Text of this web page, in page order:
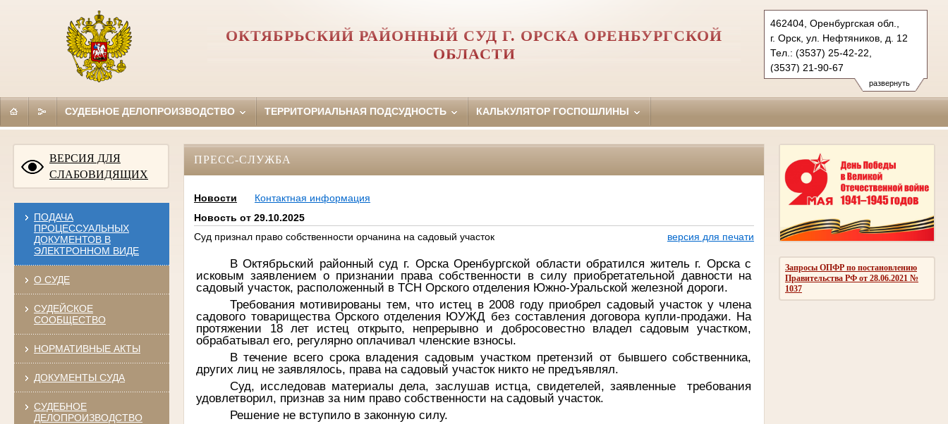
развернуть
462404, Оренбургская обл.,
г. Орск, ул. Нефтяников, д. 12
Тел.: (3537) 25-42-22,
(3537) 21-90-67
oktyabrskyorsk.orb@sudrf.ru
ОКТЯБРЬСКИЙ РАЙОННЫЙ СУД Г. ОРСКА ОРЕНБУРГСКОЙ
ОБЛАСТИ
СУДЕБНОЕ ДЕЛОПРОИЗВОДСТВО ТЕРРИТОРИАЛЬНАЯ ПОДСУДНОСТЬ КАЛЬКУЛЯТОР ГОСПОШЛИНЫ
ВЕРСИЯ ДЛЯ
СЛАБОВИДЯЩИХ
ПОДАЧА
ПРОЦЕССУАЛЬНЫХ
ДОКУМЕНТОВ В
ЭЛЕКТРОННОМ ВИДЕ
О СУДЕ
СУДЕЙСКОЕ
СООБЩЕСТВО
НОРМАТИВНЫЕ АКТЫ
ДОКУМЕНТЫ СУДА
СУДЕБНОЕ
ДЕЛОПРОИЗВОДСТВО
Запросы ОПФР по постановлению
Правительства РФ от 28.06.2021 №
1037
ПРЕСС-СЛУЖБА
Новости
Контактная информация
Новость от 29.10.2025
Суд признал право собственности орчанина на садовый участок
версия для печати
В Октябрьский районный суд г. Орска Оренбургской области обратился житель г. Орска с
исковым заявлениемо признании права собственности в силу приобретательной давности на
садовый участок, расположенный в ТСН Орского отделения Южно-Уральской железной дороги.
Требования мотивированы тем, что истец в 2008 году приобрел садовый участок у члена
садового товарищества Орского отделения ЮУЖД без составления договора купли-продажи. На
протяжении 18 лет истец открыто, непрерывно и добросовестно владел садовым участком,
обрабатывал его, регулярно оплачивал членские взносы.
В течение всего срока владения садовым участком претензий от бывшего собственника,
других лиц не заявлялось, права на садовый участок никто не предъявлял.
Суд, исследовав материалы дела, заслушав истца, свидетелей, заявленные требования
удовлетворил, признав за ним право собственности на садовый участок.
Решение не вступило в законную силу.